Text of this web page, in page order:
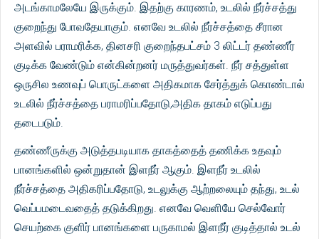
அடங்காமலேயே இருக்கும். இதற்கு காரணம், உடலில் நீர்ச்சத்து
குறைந்து போவதேயாகும். எனவே உடலில் நீர்ச்சத்தை சீரான
அளவில் பராமரிக்க, தினசரி குறைந்தபட்சம் 3 லிட்டர் தண்ணீர்
குடிக்க வேண்டும் என்கின்றனர் மருத்துவர்கள். நீர் சத்துள்ள
ஒருசில உணவுப் பொருட்களை அதிகமாக சேர்த்துக் கொண்டால்
உடலில் நீர்ச்சத்தை பராமரிப்பதோடு,அதிக தாகம் எடுப்பது
தடைபடும்.
தண்ணீருக்கு அடுத்தபடியாக தாகத்தைத் தணிக்க உதவும்
பானங்களில் ஒன்றுதான் இளநீர் ஆகும். இளநீர் உடலில்
நீர்ச்சத்தை அதிகரிப்பதோடு, உடலுக்கு ஆற்றலையும் தந்து, உடல்
வெப்பமடைவதைத் தடுக்கிறது. எனவே வெளியே செல்வோர்
செயற்கை குளிர் பானங்களை பருகாமல் இளநீர் குடித்தால் உடல்